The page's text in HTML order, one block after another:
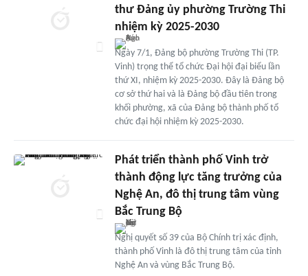
thư Đảng ủy phường Trường Thi
nhiệm kỳ 2025-2030
Ngày 7/1, Đảng bộ phường Trường Thi (TP.
Vinh) trọng thể tổ chức Đại hội đại biểu lần
thứ XI, nhiệm kỳ 2025-2030. Đây là Đảng bộ
cơ sở thứ hai và là Đảng bộ đầu tiên trong
khối phường, xã của Đảng bộ thành phố tổ
chức đại hội nhiệm kỳ 2025-2030.
Phát triển thành phố Vinh trở
thành động lực tăng trưởng của
Nghệ An, đô thị trung tâm vùng
Bắc Trung Bộ
Nghị quyết số 39 của Bộ Chính trị xác định,
thành phố Vinh là đô thị trung tâm của tỉnh
Nghệ An và vùng Bắc Trung Bộ.